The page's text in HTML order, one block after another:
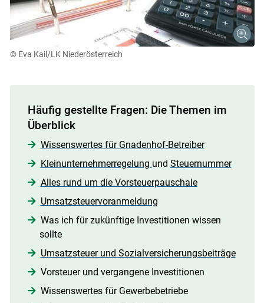
© Eva Kail/LK Niederösterreich
Häufig gestellte Fragen: Die Themen im
Überblick
Wissenswertes für Gnadenhof-Betreiber
Kleinunternehmerregelung und Steuernummer
Alles rund um die Vorsteuerpauschale
Umsatzsteuervoranmeldung
Was ich für zukünftige Investitionen wissen
sollte
Umsatzsteuer und Sozialversicherungsbeiträge
Vorsteuer und vergangene Investitionen
Wissenswertes für Gewerbebetriebe